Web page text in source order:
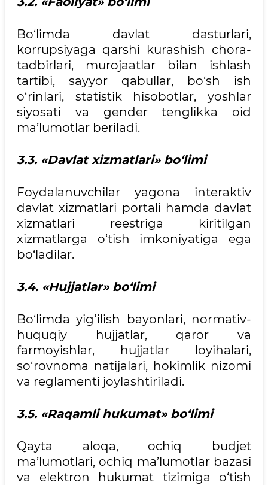
Bo‘limda davlat dasturlari,
korrupsiyaga qarshi kurashish chora-
tadbirlari, murojaatlar bilan ishlash
tartibi, sayyor qabullar, bo‘sh ish
o‘rinlari, statistik hisobotlar, yoshlar
siyosati va gender tenglikka oid
ma’lumotlar beriladi.
3.3. «Davlat xizmatlari» bo‘limi
Foydalanuvchilar yagona interaktiv
davlat xizmatlari portali hamda davlat
xizmatlari reestriga kiritilgan
xizmatlarga o‘tish imkoniyatiga ega
bo‘ladilar.
3.4. «Hujjatlar» bo‘limi
Bo‘limda yig‘ilish bayonlari, normativ-
huquqiy hujjatlar, qaror va
farmoyishlar, hujjatlar loyihalari,
so‘rovnoma natijalari, hokimlik nizomi
va reglamenti joylashtiriladi.
3.5. «Raqamli hukumat» bo‘limi
Qayta aloqa, ochiq budjet
ma’lumotlari, ochiq ma’lumotlar bazasi
va elektron hukumat tizimiga o‘tish